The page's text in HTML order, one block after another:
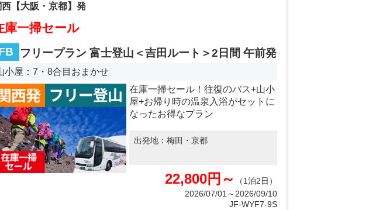
西【大阪・京都】発
庫一掃セール
フリープラン 富士登山＜吉田ルート＞2日間 午前発
小屋：7・8合目おまかせ
在庫一掃セール！往復のバス+山小
屋+お帰り時の温泉入浴がセットに
なったお得なプラン
出発地： 梅田・京都
22,800円～
（1泊2日）
2026/07/01～2026/09/10
JF-WYF7-9S